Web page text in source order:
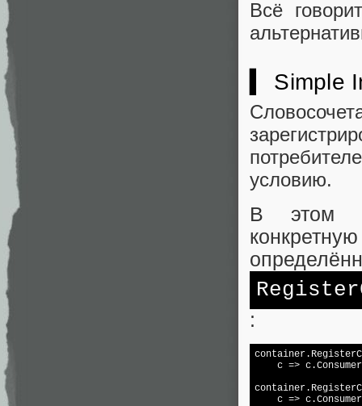
Всё
▍ Simple
условию.
В этом
:
c =>
c =>